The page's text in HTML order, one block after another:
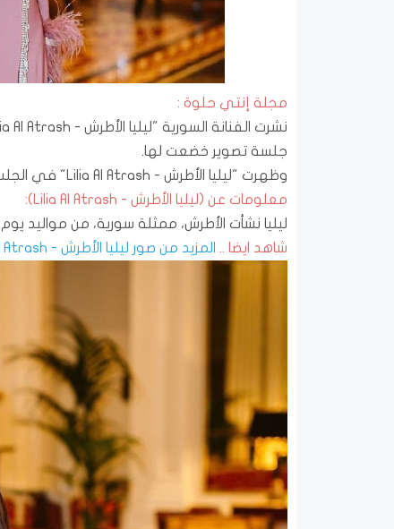
مجلة إنتي حلوة :
جلسة تصوير خضعت لها.
وظهرت "ليليا الأطرش - Lilia Al Atrash" في الجلسة بإطلالة مميزة، ونالت الصور إعجاب جمهورها ومتابعيها.
معلومات عن (ليليا الأطرش - Lilia Al Atrash):
ليليا نشأت الأطرش، ممثلة سورية، من مواليد يوم 18 أغسطس 1977 في السويداء، سوريا.
شاهد ايضا ..
المزيد من صور ليليا الأطرش - Lilia Al Atrash